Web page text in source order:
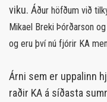
viku. Áður höfðum við
Mikael Breki Þórðarson
og eru því nú fjórir KA
Árni sem er uppalinn
raðir KA á síðasta